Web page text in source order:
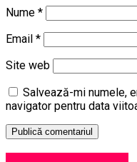
Nume *
Email *
Site web
Salvează-mi numele,
navigator pentru data